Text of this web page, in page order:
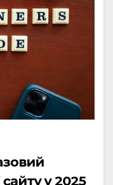
сайту у 2025